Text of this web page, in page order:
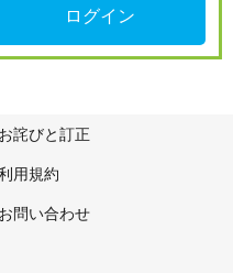
お詫びと訂正
用規約
お問い合わせ